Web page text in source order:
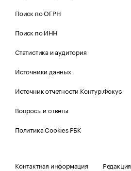
Поиск по ОГРН
Поиск по ИНН
Статистика и аудитория
Источники данных
Источник отчетности Контур.Фокус
Вопросы и ответы
Политика Cookies РБК
Контактная информация
Редакция